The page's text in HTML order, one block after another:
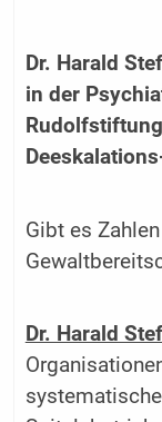
Dr. Harald
in der
Gibt es
Dr. Harald